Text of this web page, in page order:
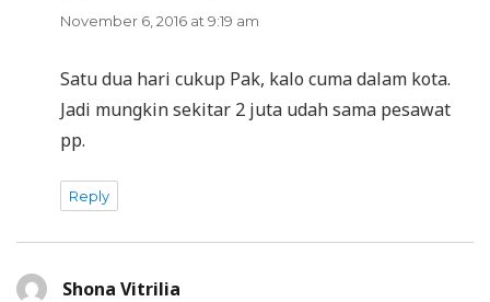
November 6, 2016 at 9:19 am
Satu dua hari cukup Pak, kalo cuma dalam kota.
Jadi mungkin sekitar 2 juta udah sama pesawat
pp.
Reply
Shona Vitrilia